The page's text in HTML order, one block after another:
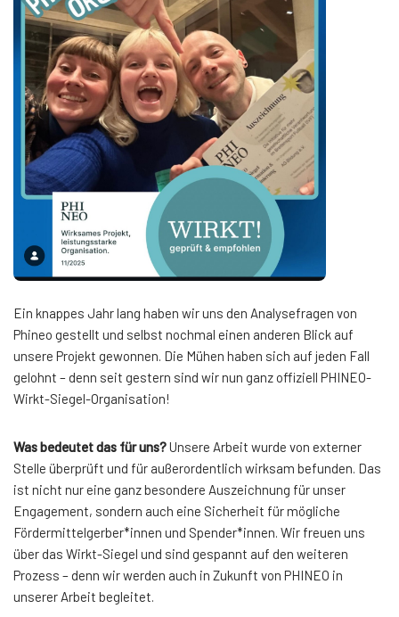
Ein knappes Jahr lang haben wir uns den Analysefragen von
Phineo gestellt und selbst nochmal einen anderen Blick auf
unsere Projekt gewonnen. Die Mühen haben sich auf jeden Fall
gelohnt – denn seit gestern sind wir nun ganz offiziell PHINEO-
Wirkt-Siegel-Organisation!
Was bedeutet das für uns?Unsere Arbeit wurde von externer
Stelle überprüft und für außerordentlich wirksam befunden. Das
ist nicht nur eine ganz besondere Auszeichnung für unser
Engagement, sondern auch eine Sicherheit für mögliche
Fördermittelgerber*innen und Spender*innen. Wir freuen uns
über das Wirkt-Siegel und sind gespannt auf den weiteren
Prozess – denn wir werden auch in Zukunft von PHINEO in
unserer Arbeit begleitet.